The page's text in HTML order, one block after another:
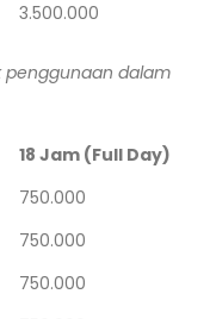
3.500.000
penggunaan dalam
18 Jam (Full Day)
750.000
750.000
750.000